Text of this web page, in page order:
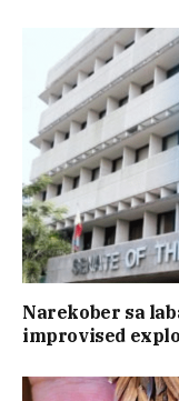
Narekober sa
improvised